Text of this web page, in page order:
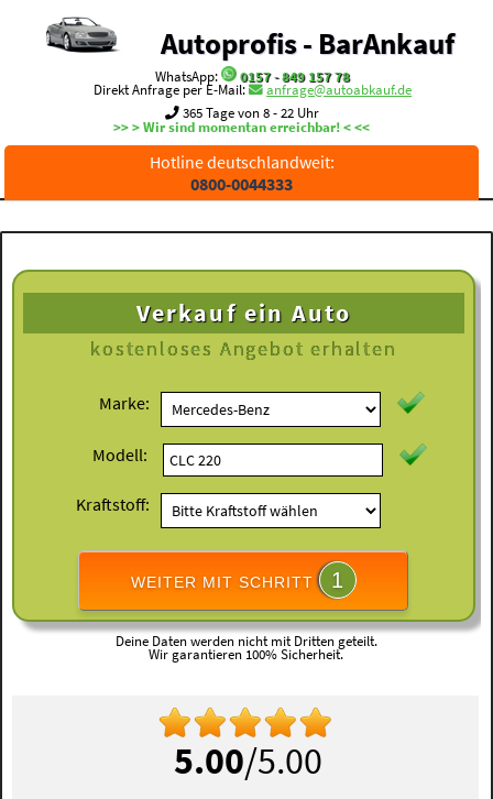
Autoprofis - BarAnkauf
WhatsApp:
0157 - 849 157 78
Direkt Anfrage per E-Mail:
anfrage@autoabkauf.de
365 Tage von 8 - 22 Uhr
>> > Wir sind momentan erreichbar! < <<
Hotline deutschlandweit:
0800-0044333
Verkauf ein Auto
kostenloses Angebot erhalten
Marke:
Modell:
Kraftstoff:
WEITER MIT SCHRITT 1
Deine Daten werden nicht mit Dritten geteilt.
Wir garantieren 100% Sicherheit.
5.00/5.00